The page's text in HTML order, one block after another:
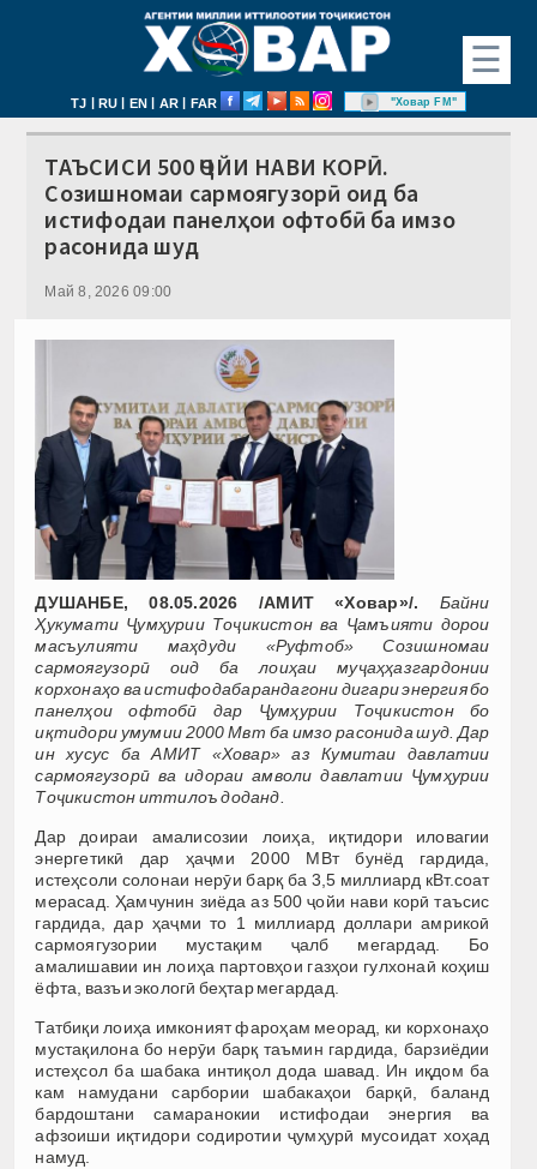
☰
TJ | RU | EN | AR | FAR "Ховар FM"
ТАЪСИСИ 500 ҶОЙИ НАВИ КОРӢ.
Созишномаи сармоягузорӣ оид ба
истифодаи панелҳои офтобӣ ба имзо
расонида шуд
Май 8, 2026 09:00
ДУШАНБЕ, 08.05.2026 /АМИТ «Ховар»/.
Байни
Ҳукумати Ҷумҳурии Тоҷикистон ва Ҷамъияти дорои
масъулияти маҳдуди «Руфтоб» Созишномаи
сармоягузорӣ оид ба лоиҳаи муҷаҳҳазгардонии
корхонаҳо ва истифодабарандагони дигари энергия бо
панелҳои офтобӣ дар Ҷумҳурии Тоҷикистон бо
иқтидори умумии 2000 Мвт ба имзо расонида шуд. Дар
ин хусус ба АМИТ «Ховар» аз Кумитаи давлатии
сармоягузорӣ ва идораи амволи давлатии Ҷумҳурии
Тоҷикистон иттилоъ доданд.
Дар доираи амалисозии лоиҳа, иқтидори иловагии
энергетикӣ дар ҳаҷми 2000 МВт бунёд гардида,
истеҳсоли солонаи нерӯи барқ ба 3,5 миллиард кВт.соат
мерасад. Ҳамчунин зиёда аз 500 ҷойи нави корӣ таъсис
гардида, дар ҳаҷми то 1 миллиард доллари амрикоӣ
сармоягузории мустақим ҷалб мегардад. Бо
амалишавии ин лоиҳа партовҳои газҳои гулхонаӣ коҳиш
ёфта, вазъи экологӣ беҳтар мегардад.
Татбиқи лоиҳа имконият фароҳам меорад, ки корхонаҳо
мустақилона бо нерӯи барқ таъмин гардида, барзиёдии
истеҳсол ба шабака интиқол дода шавад. Ин иқдом ба
кам намудани сарбории шабакаҳои барқӣ, баланд
бардоштани самаранокии истифодаи энергия ва
афзоиши иқтидори содиротии ҷумҳурӣ мусоидат хоҳад
намуд.